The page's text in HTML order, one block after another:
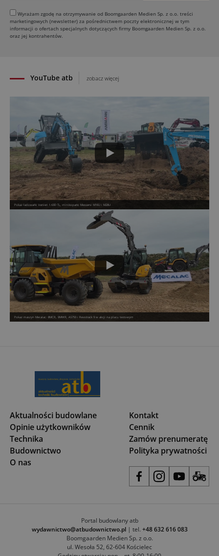
Dynapac Z.ERA: elektryczne maszyny i mniej emisji
29.07.2026
HIMOINSA na IRE Maastricht: mobilna energia dla
YouTube atb zobacz więcej
Pokaz ładowarki Venieri 1.63D TL, minikoparki Messersi M16U i M28U
Pokaz maszyn Mecalac: 8MCR, 9MWR, AS750 i Revotrack 9 w akcji na placu testowym
Wyrażam zgodę na otrzymywanie od Boomgaarden Medien Sp. z o.o. treści
marketingowych (newsletter) za pośrednictwem poczty elektronicznej w tym
informacji o ofertach specjalnych dotyczących firmy Boomgaarden Medien Sp. z o.o.
oraz jej kontrahentów.
Aktualności budowlane
Opinie użytkowników
Technika
Budownictwo
O nas
Kontakt
Cennik
Zamów prenumeratę
Polityka prywatności
Portal budowlany atb
wydawnictwo@atbudownictwo.pl| tel. +48 632 616 083
Boomgaarden Medien Sp. z o.o.
ul. Wesoła 52, 62-604 Kościelec